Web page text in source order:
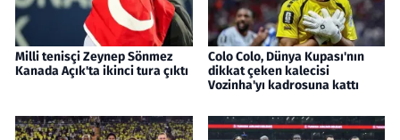
Milli tenisçi Zeynep Sönmez
Kanada Açık'ta ikinci tura çıktı
Colo Colo, Dünya Kupası'nın
dikkat çeken kalecisi
Vozinha'yı kadrosuna kattı